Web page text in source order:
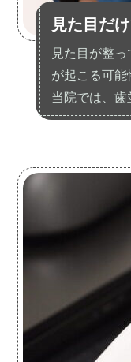
見た目だ
見た目が整
が起こる可能
当院では、
います。